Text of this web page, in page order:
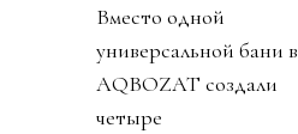
Вместо одной
универсальной бани в
AQBOZAT создали
четыре